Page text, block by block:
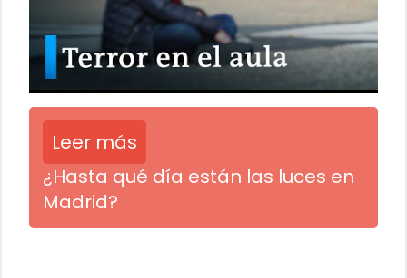
Leer más
¿Hasta qué día están las luces en
Madrid?